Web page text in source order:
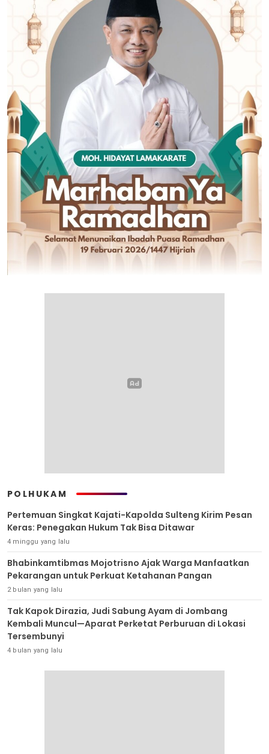
POLHUKAM
Pertemuan Singkat Kajati-Kapolda Sulteng Kirim Pesan
Keras: Penegakan Hukum Tak Bisa Ditawar
4 minggu yang lalu
Bhabinkamtibmas Mojotrisno Ajak Warga Manfaatkan
Pekarangan untuk Perkuat Ketahanan Pangan
2 bulan yang lalu
Tak Kapok Dirazia, Judi Sabung Ayam di Jombang
Kembali Muncul—Aparat Perketat Perburuan di Lokasi
Tersembunyi
4 bulan yang lalu